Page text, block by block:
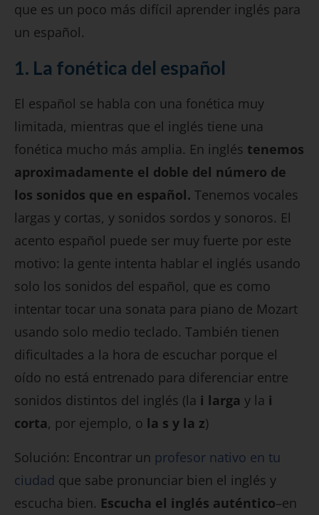
que es un poco más difícil aprender inglés para
un español.
1. La fonética del español
El español se habla con una fonética muy
limitada, mientras que el inglés tiene una
fonética mucho más amplia. En inglés tenemos
aproximadamente el doble del número de
los sonidos que en español. Tenemos vocales
largas y cortas, y sonidos sordos y sonoros. El
acento español puede ser muy fuerte por este
motivo: la gente intenta hablar el inglés usando
solo los sonidos del español, que es como
intentar tocar una sonata para piano de Mozart
usando solo medio teclado. También tienen
dificultades a la hora de escuchar porque el
oído no está entrenado para diferenciar entre
sonidos distintos del inglés (la i larga y la i
corta, por ejemplo, o la s y la z)
Solución: Encontrar un profesor nativo en tu
ciudad que sabe pronunciar bien el inglés y
escucha bien. Escucha el inglés auténtico–en